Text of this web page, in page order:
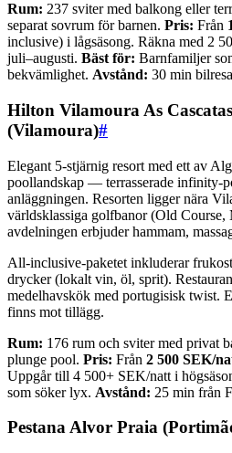
Rum: 237 sviter med balkong eller
separat sovrum för barnen. Pris: Från
inclusive) i lågsäsong. Räkna med 2
juli–augusti. Bäst för: Barnfamiljer
bekvämlighet. Avstånd: 30 min
Hilton Vilamoura As
(Vilamoura)#
Elegant 5-stjärnig resort med ett av
poollandskap — terrasserade infinity-
anläggningen. Resorten ligger nära
världsklassiga golfbanor (Old
avdelningen erbjuder hammam,
All-inclusive-paketet inkluderar
drycker (lokalt vin, öl, sprit).
medelhavskök med portugisisk twist.
finns mot tillägg.
Rum: 176 rum och sviter med privat
plunge pool. Pris: Från 2 500 SEK/
Uppgår till 4 500+ SEK/natt i
som söker lyx. Avstånd: 25 min från
Pestana Alvor Praia